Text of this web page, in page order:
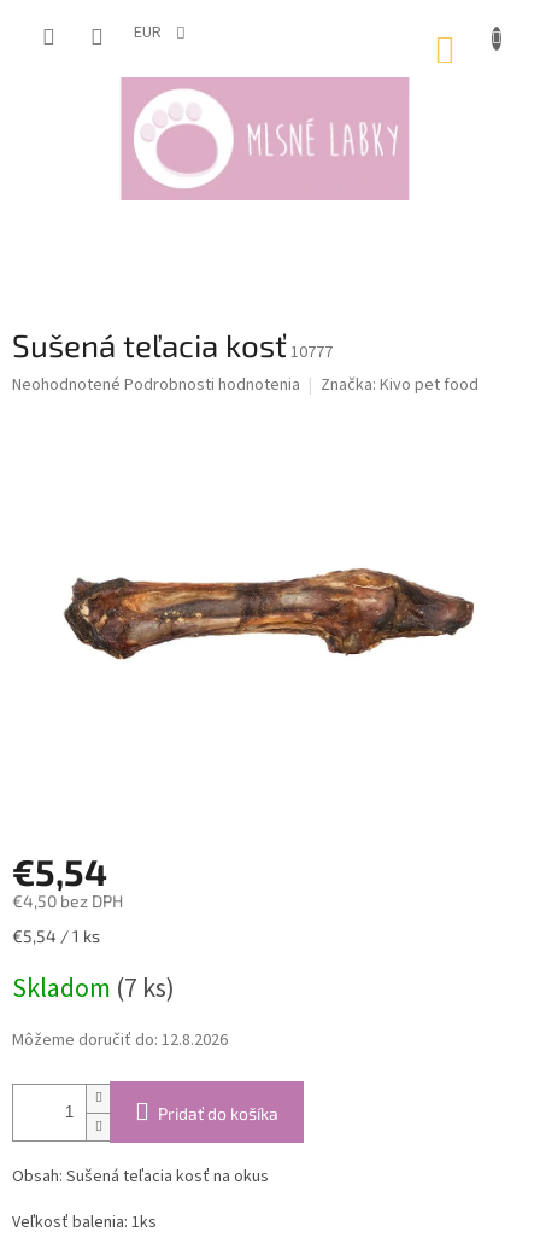
EUR
Sušená teľacia kosť10777
Priemerné
Neohodnotené Podrobnosti hodnotenia Značka: Kivo pet food
€5,54
€4,50 bez DPH
Jednotková
€5,54 / 1 ks
Skladom (7 ks)
Môžeme doručiť do: 12.8.2026
Pridať do košíka
Obsah: Sušená teľacia kosť na okus
Veľkosť balenia: 1ks